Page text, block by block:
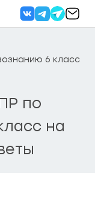
6 класс
по
на